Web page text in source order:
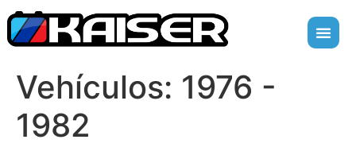
Vehículos: 1976 -
1982